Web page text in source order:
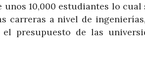
unos 10,000 estudiantes lo
carreras a nivel de
presupuesto de las